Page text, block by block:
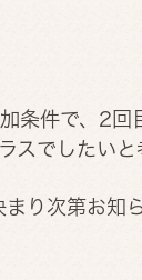
条件で、2回
スでしたいと
り次第お知